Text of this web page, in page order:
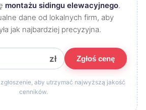
montażu sidingu elewacyjnego.
dane od lokalnych firm, aby
jak najbardziej precyzyjna.
zł Zgłoś cenę
aby utrzymać najwyższą jakość
cenników.